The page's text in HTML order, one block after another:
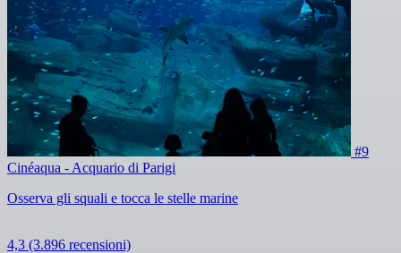
#9
Cinéaqua - Acquario di Parigi
Osserva gli squali e tocca le stelle marine
4,3 (3.896 recensioni)